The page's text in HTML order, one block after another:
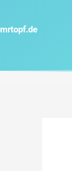
springen
mrtopf.de